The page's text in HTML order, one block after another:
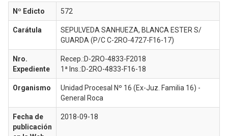
Nº Edicto 572
Carátula
SEPULVEDA SANHUEZA, BLANCA ESTER S/
GUARDA (P/C C-2RO-4727-F16-17)
Nro.
Expediente
Recep.:D-2RO-4833-F2018
1ª Ins.:D-2RO-4833-F16-18
Organismo
Unidad Procesal Nº 16 (Ex-Juz. Familia 16) -
General Roca
Fecha de
publicación
2018-09-18